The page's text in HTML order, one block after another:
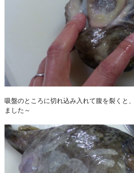
吸盤のところに切れ込み入れて腹を裂くと
ました～